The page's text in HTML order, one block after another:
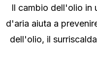
Il cambio dell'olio in
d'aria aiuta a
dell'olio, il
intervalli di